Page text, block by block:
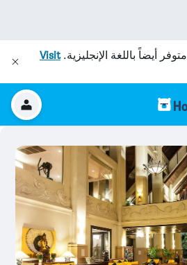
متوفر أيضاً باللغة الإنجليزية.Visit